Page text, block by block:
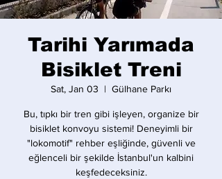
Tarihi Yarımada
Bisiklet Treni
Sat, Jan 03
  |
Gülhane Parkı
Bu, tıpkı bir tren gibi işleyen, organize bir
bisiklet konvoyu sistemi! Deneyimli bir
"lokomotif" rehber eşliğinde, güvenli ve
eğlenceli bir şekilde İstanbul'un kalbini
keşfedeceksiniz.